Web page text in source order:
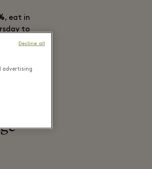
, eat in
to
extend
advertising
Decline all